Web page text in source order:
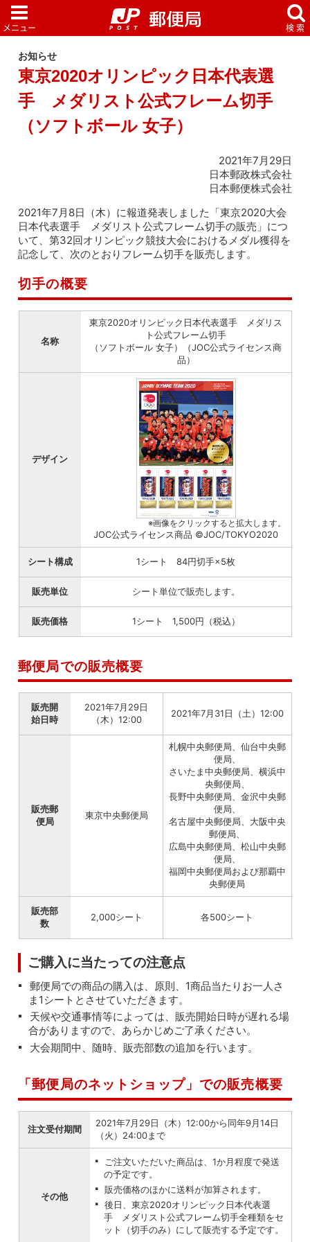
お知らせ
東京2020オリンピック日本代表選
手 メダリスト公式フレーム切手
（ソフトボール 女子）
2021年7月29日
日本郵政株式会社
日本郵便株式会社
2021年7月8日（木）に報道発表しました「東京2020大会
日本代表選手 メダリスト公式フレーム切手の販売」につ
いて、第32回オリンピック競技大会におけるメダル獲得を
記念して、次のとおりフレーム切手を販売します。
切手の概要
名称
東京2020オリンピック日本代表選手 メダリス
ト公式フレーム切手
（ソフトボール 女子）（JOC公式ライセンス商
品）
デザイン
※画像をクリックすると拡大します。
JOC公式ライセンス商品 ©JOC/TOKYO2020
シート構成 1シート 84円切手×5枚
販売単位 シート単位で販売します。
販売価格 1シート 1,500円（税込）
郵便局での販売概要
販売開
始日時
2021年7月29日
（木）12:00
2021年7月31日（土）12:00
販売郵
便局
東京中央郵便局
札幌中央郵便局、仙台中央郵
便局、
さいたま中央郵便局、横浜中
央郵便局、
長野中央郵便局、金沢中央郵
便局、
名古屋中央郵便局、大阪中央
郵便局、
広島中央郵便局、松山中央郵
便局、
福岡中央郵便局および那覇中
央郵便局
販売部
数
2,000シート 各500シート
ご購入に当たっての注意点
郵便局での商品の購入は、原則、1商品当たりお一人さ
ま1シートとさせていただきます。
天候や交通事情等によっては、販売開始日時が遅れる場
合がありますので、あらかじめご了承ください。
大会期間中、随時、販売部数の追加を行います。
「郵便局のネットショップ」での販売概要
注文受付期間
2021年7月29日（木）12:00から同年9月14日
（火）24:00まで
その他
ご注文いただいた商品は、1か月程度で発送
の予定です。
販売価格のほかに送料が加算されます。
後日、東京2020オリンピック日本代表選
手 メダリスト公式フレーム切手全種類をセ
ット（切手のみ）にして販売する予定です。